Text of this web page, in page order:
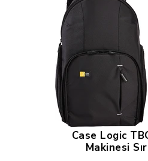
Case Logic
Makinesi